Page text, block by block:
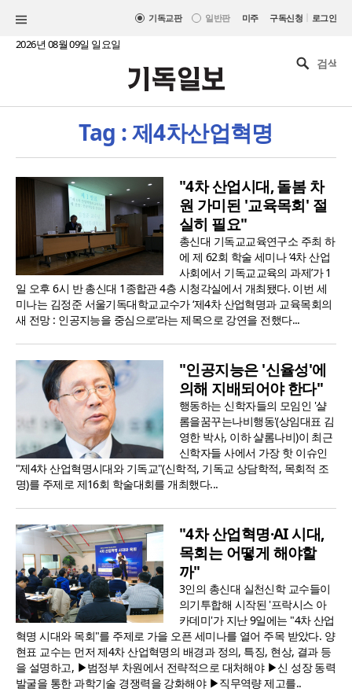
기독교판 일반판 미주 구독신청 | 로그인
2026년 08월 09일 일요일
Tag : 제4차산업혁명
"4차 산업시대, 돌봄 차
원 가미된 '교육목회' 절
실히 필요"
총신대 기독교교육연구소 주최 하
에 제 62회 학술 세미나 ‘4차 산업
사회에서 기독교교육의 과제’가 1
일 오후 6시 반 총신대 1종합관 4층 시청각실에서 개최됐다. 이번 세
미나는 김정준 서울기독대학교교수가 ‘제4차 산업혁명과 교육목회의
새 전망 : 인공지능을 중심으로’라는 제목으로 강연을 전했다...
"인공지능은 '신율성'에
의해 지배되어야 한다"
행동하는 신학자들의 모임인 '샬
롬을꿈꾸는나비행동'(상임대표 김
영한 박사, 이하 샬롬나비)이 최근
신학자들 사에서 가장 핫 이슈인
"제4차 산업혁명시대와 기독교"(신학적, 기독교 상담학적, 목회적 조
명)를 주제로 제16회 학술대회를 개최했다...
"4차 산업혁명·AI 시대,
목회는 어떻게 해야할
까"
3인의 총신대 실천신학 교수들이
의기투합해 시작된 '프락시스 아
카데미'가 지난 9일에는 "4차 산업
혁명 시대와 목회"를 주제로 가을 오픈 세미나를 열어 주목 받았다. 양
현표 교수는 먼저 제4차 산업혁명의 배경과 정의, 특징, 현상, 결과 등
을 설명하고, ▶범정부 차원에서 전략적으로 대처해야 ▶신 성장 동력
발굴을 통한 과학기술 경쟁력을 강화해야 ▶직무역량 제고를..